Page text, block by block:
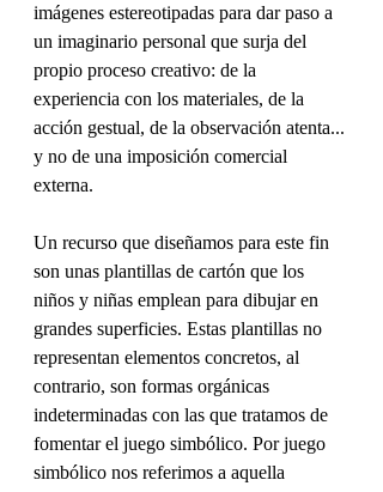
imágenes estereotipadas para dar paso a
un imaginario personal que surja del
propio proceso creativo: de la
experiencia con los materiales, de la
acción gestual, de la observación atenta...
y no de una imposición comercial
externa.
Un recurso que diseñamos para este fin
son unas plantillas de cartón que los
niños y niñas emplean para dibujar en
grandes superficies. Estas plantillas no
representan elementos concretos, al
contrario, son formas orgánicas
indeterminadas con las que tratamos de
fomentar el juego simbólico. Por juego
simbólico nos referimos a aquella